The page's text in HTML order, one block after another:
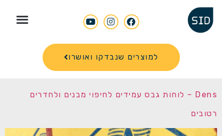
למוצרים שנבדקו ואושרו
Dens – לוחות גבס עמידים לחיפוי מבנים ולחדרים
רטובים